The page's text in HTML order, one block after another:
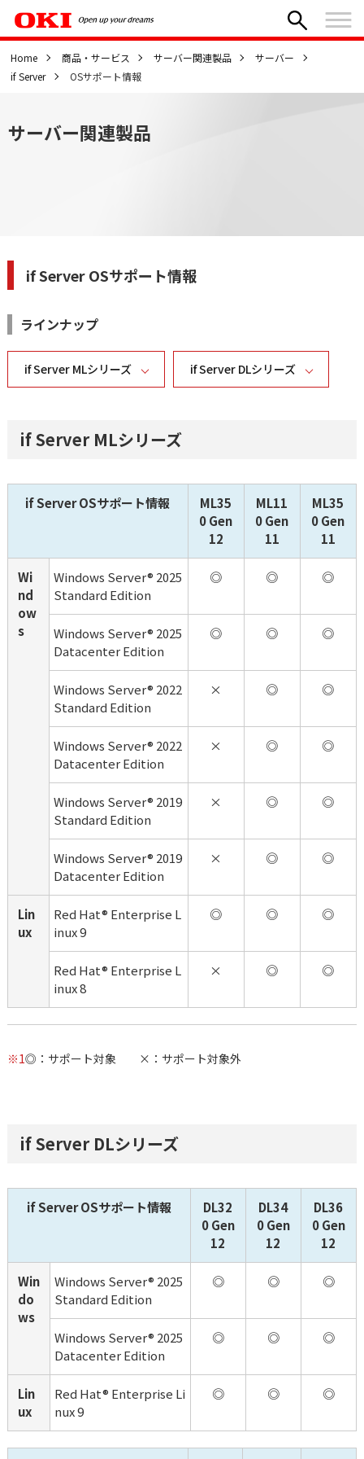
Home 商品・サービス サーバー関連製品
サーバー
if Server
OSサポート情報
サーバー関連製品
if Server OSサポート情報
ラインナップ
if Server MLシリーズ if Server DLシリーズ
if Server MLシリーズ
if Server OSサポート情報
ML35
0 Gen
12
ML11
0 Gen
11
ML35
0 Gen
11
Wi
nd
ow
s
Windows Server® 2025
Standard Edition
◎ ◎ ◎
Windows Server® 2025
Datacenter Edition
◎ ◎ ◎
Windows Server® 2022
Standard Edition
× ◎ ◎
Windows Server® 2022
Datacenter Edition
× ◎ ◎
Windows Server® 2019
Standard Edition
× ◎ ◎
Windows Server® 2019
Datacenter Edition
× ◎ ◎
Lin
ux
Red Hat® Enterprise L
inux 9
◎ ◎ ◎
Red Hat® Enterprise L
inux 8
× ◎ ◎
※1◎：サポート対象 ×：サポート対象外
if Server DLシリーズ
if Server OSサポート情報
DL32
0 Gen
12
DL34
0 Gen
12
DL36
0 Gen
12
Win
do
ws
Windows Server® 2025
Standard Edition
◎ ◎ ◎
Windows Server® 2025
Datacenter Edition
◎ ◎ ◎
Lin
ux
Red Hat® Enterprise Li
nux 9
◎ ◎ ◎